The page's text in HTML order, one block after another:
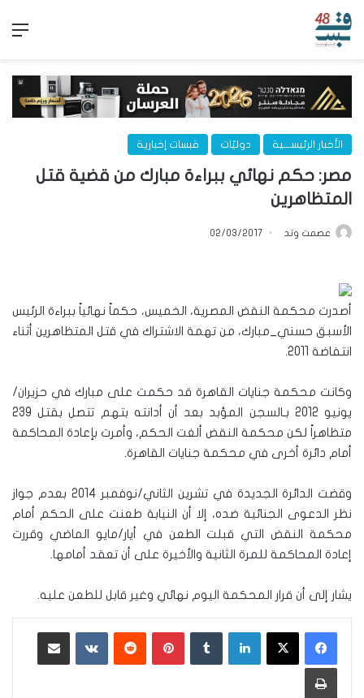
الأخبار الرئيســـية دوليّات قبسات إخبارية
مصر: حكم نهائي ببراءة مبارك من قضية قتل
المتظاهرين
عصمت وتد 02/03/2017
أصدرت محكمة النقض المصرية، الخميس، حكماً نهائياً ببراءة الرئيس
الأسبق حسني_مبارك، من تهمة الاشتراك في قتل المتظاهرين أثناء
انتفاضة 2011.
وكانت محكمة جنايات القاهرة قد حكمت على مبارك في حزيران/
يونيو 2012 بـالسجن المؤبد بعد أن أدانته بتهم تتصل بقتل 239
متظاهراً لكن محكمة النقض ألغت الحكم، وأمرت بإعادة المحاكمة
أمام دائرة أخرى في محكمة جنايات القاهرة.
وقضت الدائرة الجديدة في تشرين الثاني/نوفمبر 2014 بعدم جواز
نظر الدعوى الجنائية ضده، إلا أن النيابة طعنت على الحكم أمام
محكمة النقض التي قبلت الطعن في أيار/مايو الماضي وقررت
إعادة المحاكمة للمرة الثانية والأخيرة على أن تعقد أمامها.
يشار إلى أن قرار المحكمة اليوم نهائي وغير قابل للطعن عليه.
لينكدإن بينتيريست ‏VKontakte
طباعة